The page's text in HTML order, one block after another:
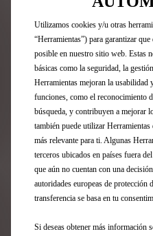
mínimo detalle y su
El puesto de conducción
entre DS Automobiles y el
los materiales más finos y
como las costuras Pearl,
Paris y el acabado del
reloj. Todas estas técnicas
encontrarse en las
encuentran aquí una
naturaleza
Utilizamos cookies y/u otras
“Herramientas”) para garantizar
posible en nuestro sitio web. Estas
básicas como la seguridad, la
Herramientas mejoran la usabilidad
funciones, como el reconocimiento
búsqueda, y contribuyen a mejorar
también puede utilizar
más relevante para ti. Algunas
terceros ubicados en países fuera
que aún no cuentan con una
autoridades europeas de protección
transferencia se basa en tu
Si deseas obtener más información